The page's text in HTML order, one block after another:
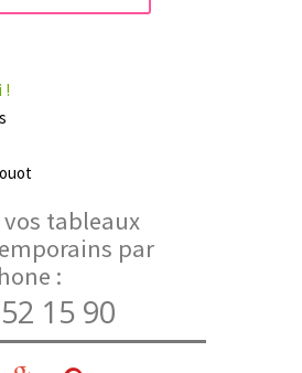
!
tableaux
par
:
15 90